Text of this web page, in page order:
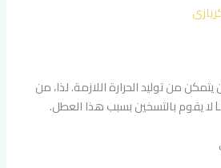
يتمكن من توليد الحرارة اللازمة. لذا، من